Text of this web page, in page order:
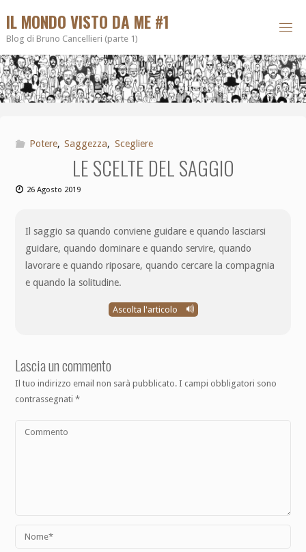
IL MONDO VISTO DA ME #1
Blog di Bruno Cancellieri (parte 1)
Potere, Saggezza, Scegliere
LE SCELTE DEL SAGGIO
26 Agosto 2019
Il saggio sa quando conviene guidare e quando lasciarsi
guidare, quando dominare e quando servire, quando
lavorare e quando riposare, quando cercare la compagnia
e quando la solitudine.
Ascolta l'articolo
Lascia un commento
Il tuo indirizzo email non sarà pubblicato. I campi obbligatori sono
contrassegnati*